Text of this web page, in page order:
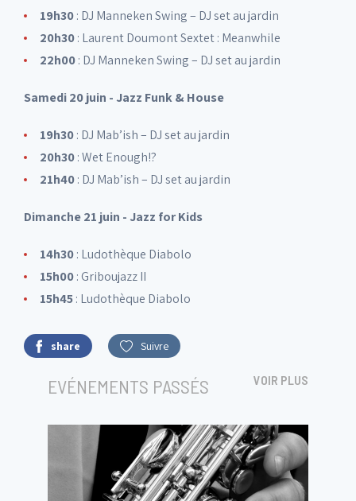
19h30: DJ Manneken Swing – DJ set au jardin
20h30: Laurent Doumont Sextet : Meanwhile
22h00: DJ Manneken Swing – DJ set au jardin
Samedi 20 juin - Jazz Funk & House
19h30: DJ Mab’ish – DJ set au jardin
20h30: Wet Enough!?
21h40: DJ Mab’ish – DJ set au jardin
Dimanche 21 juin - Jazz for Kids
14h30: Ludothèque Diabolo
15h00: Griboujazz II
15h45: Ludothèque Diabolo
share Suivre
EVÉNEMENTS PASSÉS VOIR PLUS